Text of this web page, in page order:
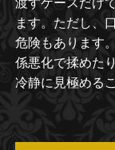
渡すケースだけ
ます。ただし、
危険もあります
係悪化で揉めた
冷静に見極める